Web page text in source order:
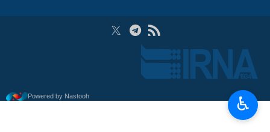
Powered by Nastooh ♿︎